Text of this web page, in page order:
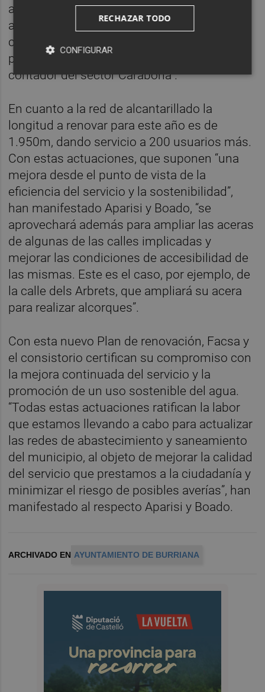
agua potable a las personas y empresas
abonadas del polígono Carabona con la
carretera CV-18, la sectorización del
polígono camí Fondo y la renovación del
contador del sector Carabona”.
En cuanto a la red de alcantarillado la
longitud a renovar para este año es de
1.950m, dando servicio a 200 usuarios más.
Con estas actuaciones, que suponen “una
mejora desde el punto de vista de la
eficiencia del servicio y la sostenibilidad”,
han manifestado Aparisi y Boado, “se
aprovechará además para ampliar las aceras
de algunas de las calles implicadas y
mejorar las condiciones de accesibilidad de
las mismas. Este es el caso, por ejemplo, de
la calle dels Arbrets, que ampliará su acera
para realizar alcorques”.
Con esta nuevo Plan de renovación, Facsa y
el consistorio certifican su compromiso con
la mejora continuada del servicio y la
promoción de un uso sostenible del agua.
“Todas estas actuaciones ratifican la labor
que estamos llevando a cabo para actualizar
las redes de abastecimiento y saneamiento
del municipio, al objeto de mejorar la calidad
del servicio que prestamos a la ciudadanía y
minimizar el riesgo de posibles averías”, han
manifestado al respecto Aparisi y Boado.
ARCHIVADO EN AYUNTAMIENTO DE BURRIANA
RECHAZAR TODO
CONFIGURAR